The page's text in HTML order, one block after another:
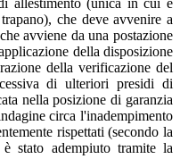
allestimento (unica in cui è
che deve avvenire a
avviene da una postazione
della disposizione
della verificazione del
di ulteriori presidi di
nella posizione di garanzia
circa l'inadempimento
rispettati (secondo la
stato adempiuto tramite la